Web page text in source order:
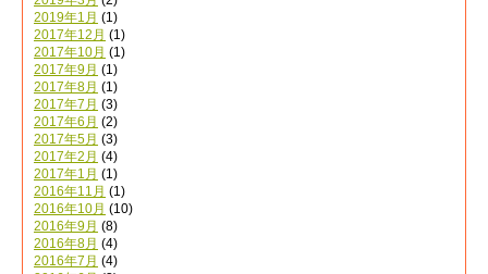
2019年1月 (1)
2017年12月 (1)
2017年10月 (1)
2017年9月 (1)
2017年8月 (1)
2017年7月 (3)
2017年6月 (2)
2017年5月 (3)
2017年2月 (4)
2017年1月 (1)
2016年11月 (1)
2016年10月 (10)
2016年9月 (8)
2016年8月 (4)
2016年7月 (4)